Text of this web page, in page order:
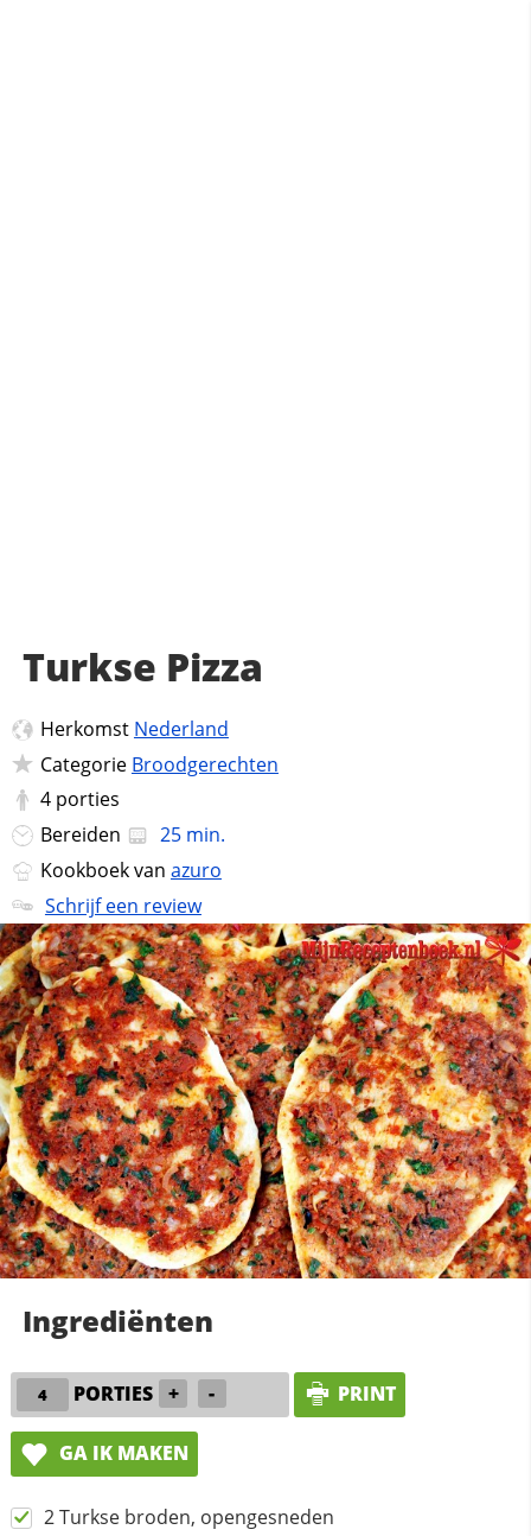
Turkse Pizza
Herkomst Nederland
Categorie Broodgerechten
4 porties
Bereiden
25 min.
Kookboek van azuro
Schrijf een review
Ingrediënten
PORTIES + - PRINT
GA IK MAKEN
2 Turkse broden, opengesneden